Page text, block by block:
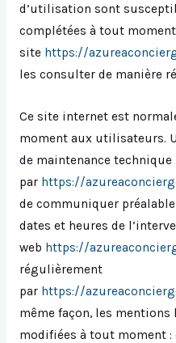
d’utilisation sont
complétées à tout
site https://
les consulter de manière
Ce site internet est
moment aux utilisateurs.
de maintenance
par https://
de communiquer
dates et heures de
web https://
régulièrement
par https://
même façon, les
modifiées à tout moment :